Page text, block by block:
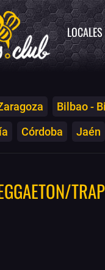
LOCALES
Bilbao -
Córdoba Jaén